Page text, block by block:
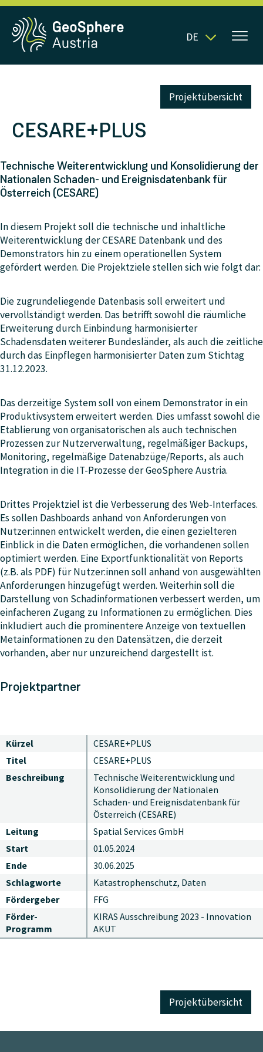
DE
Projektübersicht
CESARE+PLUS
Technische Weiterentwicklung und Konsolidierung der
Nationalen Schaden- und Ereignisdatenbank für
Österreich (CESARE)
In diesem Projekt soll die technische und inhaltliche
Weiterentwicklung der CESARE Datenbank und des
Demonstrators hin zu einem operationellen System
gefördert werden. Die Projektziele stellen sich wie folgt dar:
Die zugrundeliegende Datenbasis soll erweitert und
vervollständigt werden. Das betrifft sowohl die räumliche
Erweiterung durch Einbindung harmonisierter
Schadensdaten weiterer Bundesländer, als auch die zeitliche
durch das Einpflegen harmonisierter Daten zum Stichtag
31.12.2023.
Das derzeitige System soll von einem Demonstrator in ein
Produktivsystem erweitert werden. Dies umfasst sowohl die
Etablierung von organisatorischen als auch technischen
Prozessen zur Nutzerverwaltung, regelmäßiger Backups,
Monitoring, regelmäßige Datenabzüge/Reports, als auch
Integration in die IT-Prozesse der GeoSphere Austria.
Drittes Projektziel ist die Verbesserung des Web-Interfaces.
Es sollen Dashboards anhand von Anforderungen von
Nutzer:innen entwickelt werden, die einen gezielteren
Einblick in die Daten ermöglichen, die vorhandenen sollen
optimiert werden. Eine Exportfunktionalität von Reports
(z.B. als PDF) für Nutzer:innen soll anhand von ausgewählten
Anforderungen hinzugefügt werden. Weiterhin soll die
Darstellung von Schadinformationen verbessert werden, um
einfacheren Zugang zu Informationen zu ermöglichen. Dies
inkludiert auch die prominentere Anzeige von textuellen
Metainformationen zu den Datensätzen, die derzeit
vorhanden, aber nur unzureichend dargestellt ist.
Projektpartner
Kürzel
CESARE+PLUS
Titel
CESARE+PLUS
Beschreibung
Technische Weiterentwicklung und
Konsolidierung der Nationalen
Schaden- und Ereignisdatenbank für
Österreich (CESARE)
Leitung
Spatial Services GmbH
Start
01.05.2024
Ende
30.06.2025
Schlagworte
Katastrophenschutz, Daten
Fördergeber
FFG
Förder-
Programm
KIRAS Ausschreibung 2023 - Innovation
AKUT
Projektübersicht